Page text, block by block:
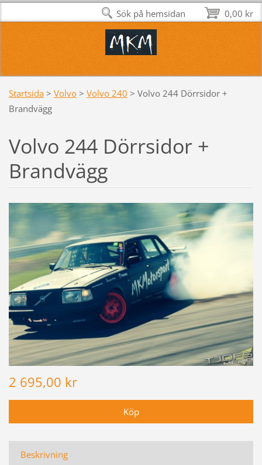
Startsida > Volvo > Volvo 240 > Volvo 244 Dörrsidor +
Brandvägg
Volvo 244 Dörrsidor +
Brandvägg
2 695,00 kr
Beskrivning
0,00 kr
Sök på hemsidan